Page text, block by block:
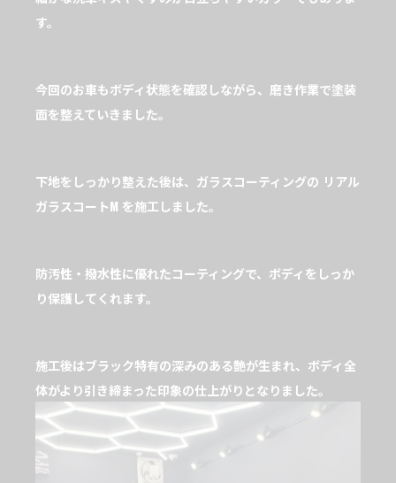
す。
今回のお車もボディ状態を確認しながら、磨き作業で塗装
面を整えていきました。
下地をしっかり整えた後は、ガラスコーティングの リアル
ガラスコートM を施工しました。
防汚性・撥水性に優れたコーティングで、ボディをしっか
り保護してくれます。
施工後はブラック特有の深みのある艶が生まれ、ボディ全
体がより引き締まった印象の仕上がりとなりました。